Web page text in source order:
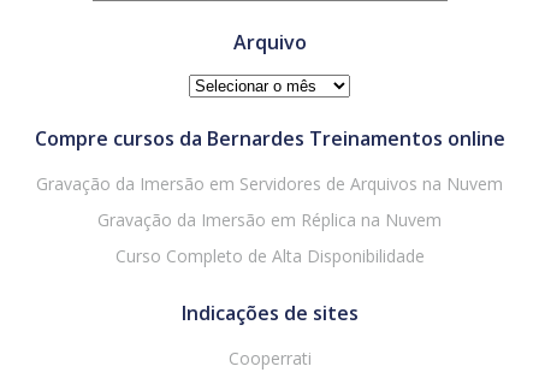
Arquivo
Arquivo
Compre cursos da Bernardes Treinamentos online
Gravação da Imersão em Servidores de Arquivos na Nuvem
Gravação da Imersão em Réplica na Nuvem
Curso Completo de Alta Disponibilidade
Indicações de sites
Cooperrati